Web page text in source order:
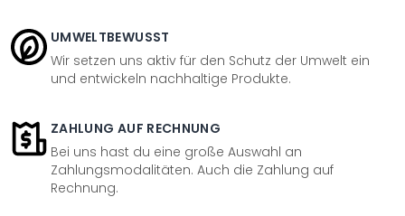
UMWELTBEWUSST
Wir setzen uns aktiv für den Schutz der Umwelt ein
und entwickeln nachhaltige Produkte.
ZAHLUNG AUF RECHNUNG
Bei uns hast du eine große Auswahl an
Zahlungsmodalitäten. Auch die Zahlung auf
Rechnung.